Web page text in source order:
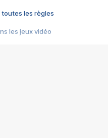
toutes les règles
les jeux vidéo